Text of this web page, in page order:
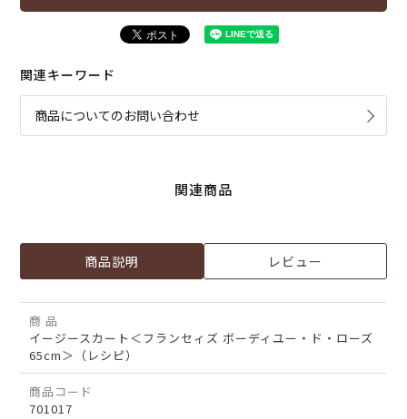
関連キーワード
商品についてのお問い合わせ
関連商品
商品説明 レビュー
商 品
イージースカート＜フランセィズ ボーディユー・ド・ローズ
65cm＞（レシピ）
商品コード
701017